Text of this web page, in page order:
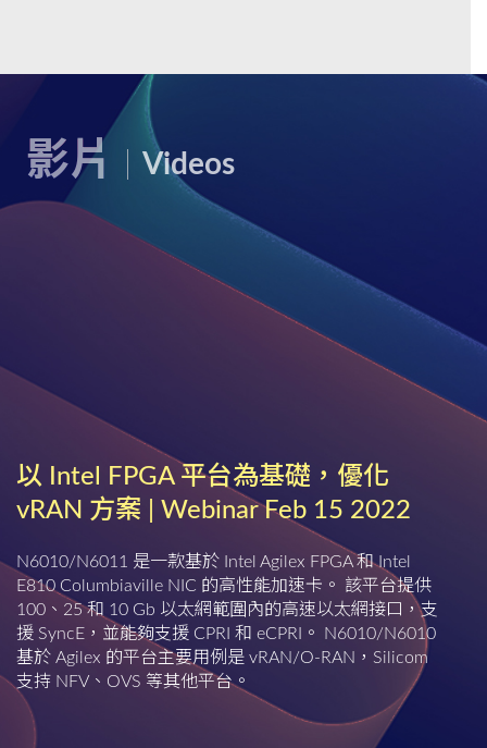
影片 Videos
以 Intel FPGA 平台為基礎，優化
vRAN 方案 | Webinar Feb 15 2022
N6010/N6011 是一款基於 Intel Agilex FPGA 和 Intel
E810 Columbiaville NIC 的高性能加速卡。 該平台提供
100、25 和 10 Gb 以太網範圍內的高速以太網接口，支
援 SyncE，並能夠支援 CPRI 和 eCPRI。 N6010/N6010
基於 Agilex 的平台主要用例是 vRAN/O-RAN，Silicom
支持 NFV、OVS 等其他平台。